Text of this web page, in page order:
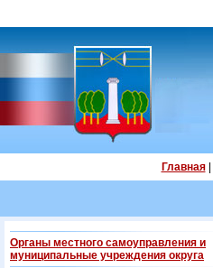
Главная|
Органы местного самоуправления и
муниципальные учреждения округа